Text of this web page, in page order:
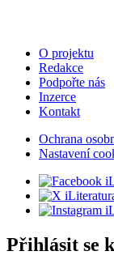
O projektu
Redakce
Podpořte nás
Inzerce
Kontakt
Ochrana
Nastavení
Přihlásit se